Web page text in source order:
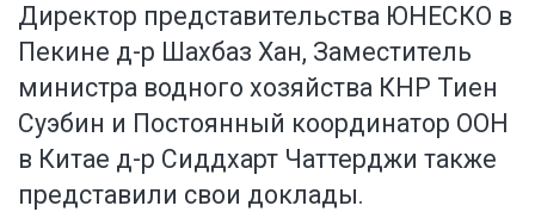
Директор представительства ЮНЕСКО в
Пекине д-р Шахбаз Хан, Заместитель
министра водного хозяйства КНР Тиен
Суэбин и Постоянный координатор ООН
в Китае д-р Сиддхарт Чаттерджи также
представили свои доклады.